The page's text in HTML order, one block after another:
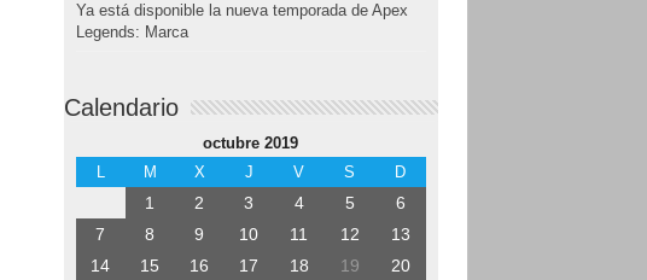
Ya está disponible la nueva temporada de Apex
Legends: Marca
Calendario
octubre 2019
L
M X J V S D
1 2 3 4 5
6
7
8 9 10 11 12
13
14
15 16 17 18 19
20